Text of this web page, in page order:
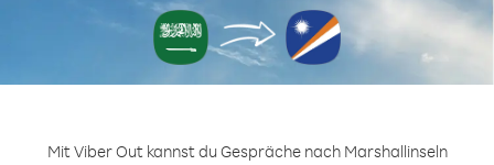
Mit Viber Out kannst du Gespräche nach Marshallinseln